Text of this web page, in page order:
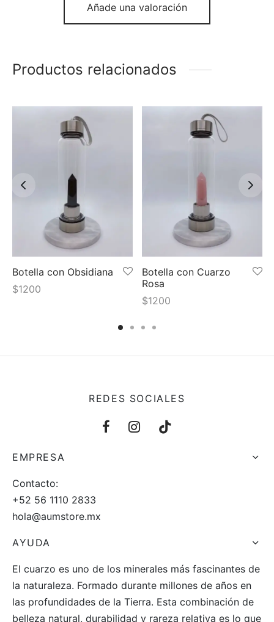
Añade una valoración
Productos relacionados
Botella con Obsidiana
$1200
Botella con Cuarzo
Rosa
$1200
REDES SOCIALES
EMPRESA
Contacto:
+52 56 1110 2833
hola@aumstore.mx
AYUDA
El cuarzo es uno de los minerales más fascinantes de
la naturaleza. Formado durante millones de años en
las profundidades de la Tierra. Esta combinación de
belleza natural, durabilidad y rareza relativa es lo que